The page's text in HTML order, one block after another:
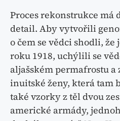
Proces rekonstrukce má
detail. Aby vytvořili
o čem se vědci shodli,
roku 1918, uchýlili se
aljašském permafrostu a
inuitské ženy, která tam
také vzorky z těl dvou
americké armády,